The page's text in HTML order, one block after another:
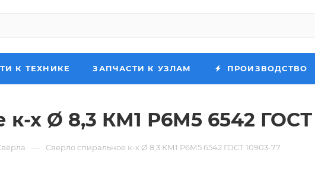
К ТЕХНИКЕ ЗАПЧАСТИ К УЗЛАМ ПРОИЗВОДСТВО
к-х Ø 8,3 КМ1 Р6М5 6542 ГОСТ
— Сверло спиральное к-х Ø 8,3 КМ1 Р6М5 6542 ГОСТ 10903-77